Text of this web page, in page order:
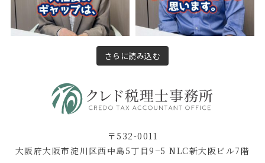
さらに読み込む
〒532-0011
大阪府大阪市淀川区西中島5丁目9−5 NLC新大阪ビル7階